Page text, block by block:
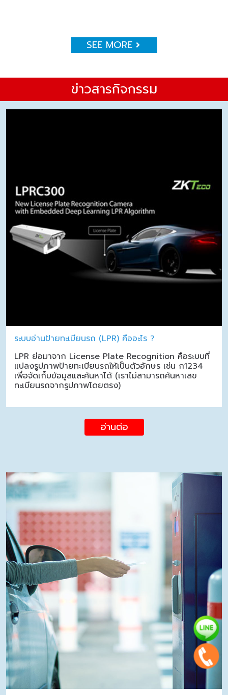
SEE MORE
ข่าวสารกิจกรรม
ระบบอ่านป้ายทะเบียนรถ (LPR) คืออะไร ?
LPR ย่อมาจาก License Plate Recognition คือระบบที่
แปลงรูปภาพป้ายทะเบียนรถให้เป็นตัวอักษร เช่น ก1234
เพื่อจัดเก็บข้อมูลและค้นหาได้ (เราไม่สามารถค้นหาเลข
ทะเบียนรถจากรูปภาพโดยตรง)
อ่านต่อ